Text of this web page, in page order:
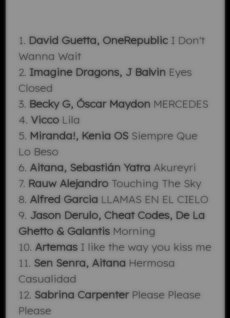
1. David Guetta, OneRepublicI Don't
Wanna Wait
2. Imagine Dragons, J Balvin Eyes
Closed
3. Becky G, Óscar Maydon MERCEDES
4. ViccoLila
5. Miranda!, Kenia OSSiempre Que
Lo Beso
6. Aitana, Sebastián Yatra Akureyri
7. Rauw AlejandroTouching The Sky
8. Alfred Garcia LLAMAS EN EL CIELO
9. Jason Derulo, Cheat Codes, De La
Ghetto & GalantisMorning
10. ArtemasI like the way you kiss me
11. Sen Senra, Aitana Hermosa
Casualidad
12. Sabrina CarpenterPlease Please
Please